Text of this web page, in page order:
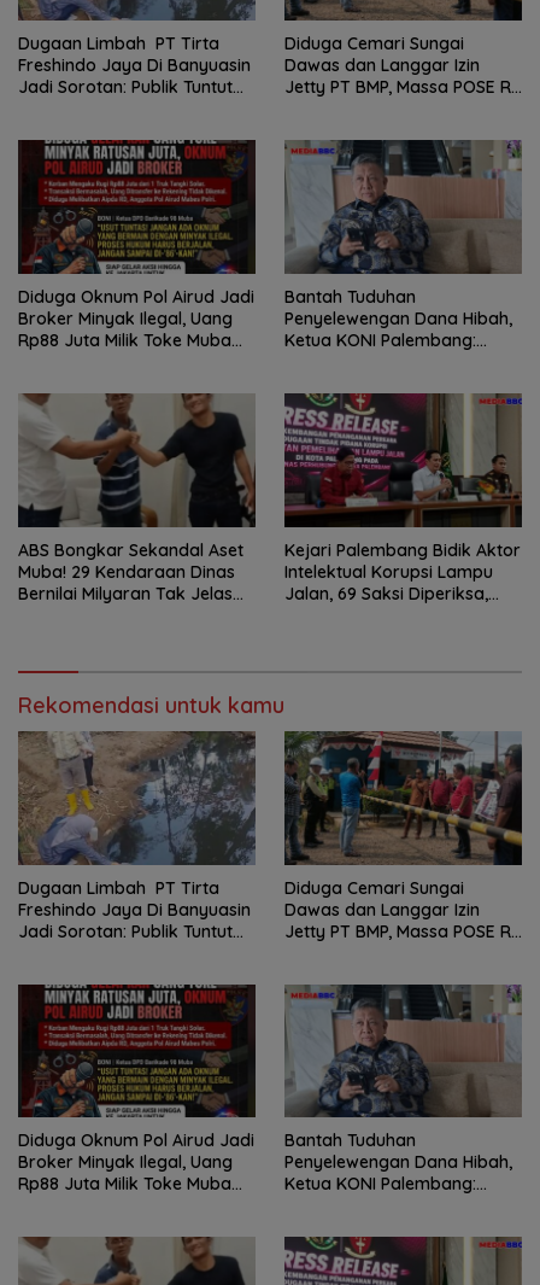
Dugaan Limbah PT Tirta
Freshindo Jaya Di Banyuasin
Jadi Sorotan: Publik Tuntut
Diduga Cemari Sungai
Dawas dan Langgar Izin
Jetty PT BMP, Massa POSE RI
Tuntas
Diduga Oknum Pol Airud Jadi
Broker Minyak Ilegal, Uang
Rp88 Juta Milik Toke Muba
Bantah Tuduhan
Penyelewengan Dana Hibah,
Ketua KONI Palembang:
ABS Bongkar Sekandal Aset
Muba! 29 Kendaraan Dinas
Bernilai Milyaran Tak Jelas
Kejari Palembang Bidik Aktor
Intelektual Korupsi Lampu
Jalan, 69 Saksi Diperiksa,
Rekomendasi untuk kamu
Dugaan Limbah PT Tirta
Freshindo Jaya Di Banyuasin
Jadi Sorotan: Publik Tuntut
Diduga Cemari Sungai
Dawas dan Langgar Izin
Jetty PT BMP, Massa POSE RI
Tuntas
Diduga Oknum Pol Airud Jadi
Broker Minyak Ilegal, Uang
Rp88 Juta Milik Toke Muba
Bantah Tuduhan
Penyelewengan Dana Hibah,
Ketua KONI Palembang: